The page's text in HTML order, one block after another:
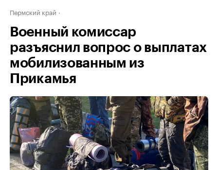
Пермский край
Военный комиссар
разъяснил вопрос о выплатах
мобилизованным из
Прикамья